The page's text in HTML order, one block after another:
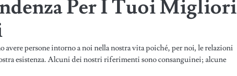
Per I Tuoi Migliori
avere persone intorno a noi nella nostra vita poiché, per noi, le relazioni
esistenza. Alcuni dei nostri riferimenti sono consanguinei; alcune